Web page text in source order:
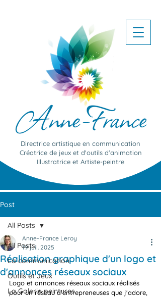
Directrice artistique en communication
Créatrice de jeux et d'outils d'animation
Illustratrice et Artiste-peintre
Post
All Posts
La communication
Outils et Jeux
La Galerie peintures
All Posts
Réalisation graphique d'un logo et
d'annonces réseaux sociaux
Anne-France Leroy
19 juil. 2025
Logo et annonces réseaux sociaux réalisés
pour un réseau d'entrepreneuses que j'adore,